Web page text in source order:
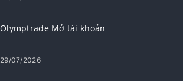
Olymptrade Mở tài khoản
29/07/2026